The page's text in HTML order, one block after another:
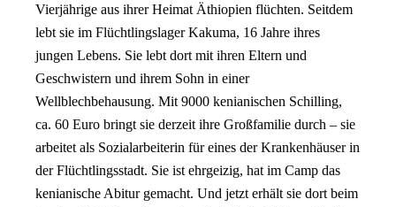
Vierjährige aus ihrer Heimat Äthiopien flüchten. Seitdem
lebt sie im Flüchtlingslager Kakuma, 16 Jahre ihres
jungen Lebens. Sie lebt dort mit ihren Eltern und
Geschwistern und ihrem Sohn in einer
Wellblechbehausung. Mit 9000 kenianischen Schilling,
ca. 60 Euro bringt sie derzeit ihre Großfamilie durch – sie
arbeitet als Sozialarbeiterin für eines der Krankenhäuser in
der Flüchtlingsstadt. Sie ist ehrgeizig, hat im Camp das
kenianische Abitur gemacht. Und jetzt erhält sie dort beim